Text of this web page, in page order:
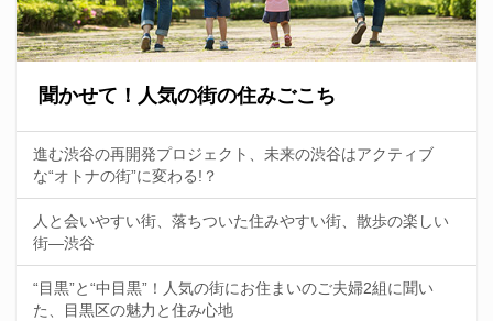
聞かせて！人気の街の住みごこち
進む渋谷の再開発プロジェクト、未来の渋谷はアクティブ
な“オトナの街”に変わる!？
人と会いやすい街、落ちついた住みやすい街、散歩の楽しい
街—渋谷
“目黒”と“中目黒”！人気の街にお住まいのご夫婦2組に聞い
た、目黒区の魅力と住み心地